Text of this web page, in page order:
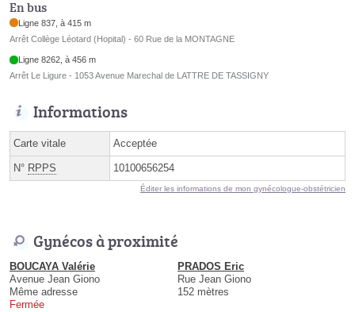
En bus
Ligne 837, à 415 m
Arrêt Collège Léotard (Hopital) - 60 Rue de la MONTAGNE
Ligne 8262, à 456 m
Arrêt Le Ligure - 1053 Avenue Marechal de LATTRE DE TASSIGNY
Informations
Carte vitale Acceptée
N° RPPS 10100656254
Éditer les informations de mon gynécologue-obstétricien
Gynécos à proximité
BOUCAYA Valérie
Avenue Jean Giono
Même adresse
Fermée
PRADOS Eric
Rue Jean Giono
152 mètres